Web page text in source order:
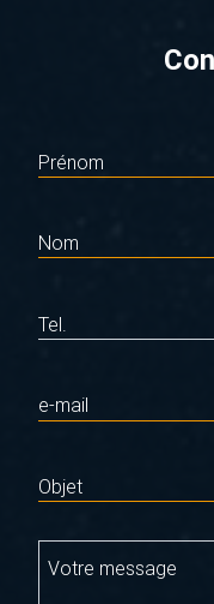
Prénom
Nom
Tel.
e-mail
Objet
Votre message